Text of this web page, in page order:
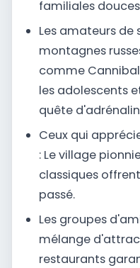
familiales
Les amateurs de
montagnes
comme
les adolescents
quête
Ceux qui
: Le village
classiques
passé.
Les groupes
mélange
restaurants